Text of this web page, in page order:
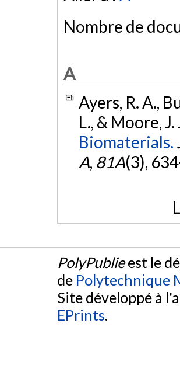
Nombre de
A
Ayers, R. A.,
L., & Moore,
Biomaterials.
A, 81A(3),
PolyPublieest le
de Polytechnique
Site développé à
EPrints.